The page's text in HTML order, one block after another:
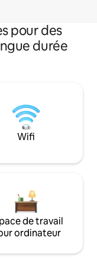
pour des
durée
Wifi
de travail
ordinateur